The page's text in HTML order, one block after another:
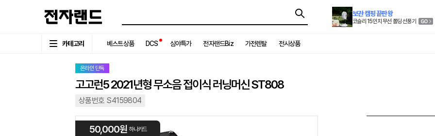
보관 캠핑 끝판왕
코슬리 15인치 무선 폴딩 선풍기
카테고리 베스트상품 DCS 심야특가 전자랜드Biz 가전렌탈 전시상품
온라인 단독
고고런5 2021년형 무소음 접이식 러닝머신 ST808
상품번호 S4159804
50,000원 하나카드